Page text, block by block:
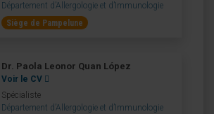
Département d’Allergologie et d’Immunologie
Siège de Pampelune
Dr. Paola Leonor Quan López
Voir le CV
Spécialiste
Département d’Allergologie et d’Immunologie